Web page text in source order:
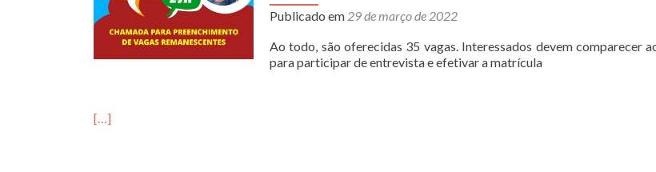
Publicado em 29 de março de 2022
Ao todo, são oferecidas 35 vagas. Interessados devem comparecer
para participar de entrevista e efetivar a matrícula
[…]